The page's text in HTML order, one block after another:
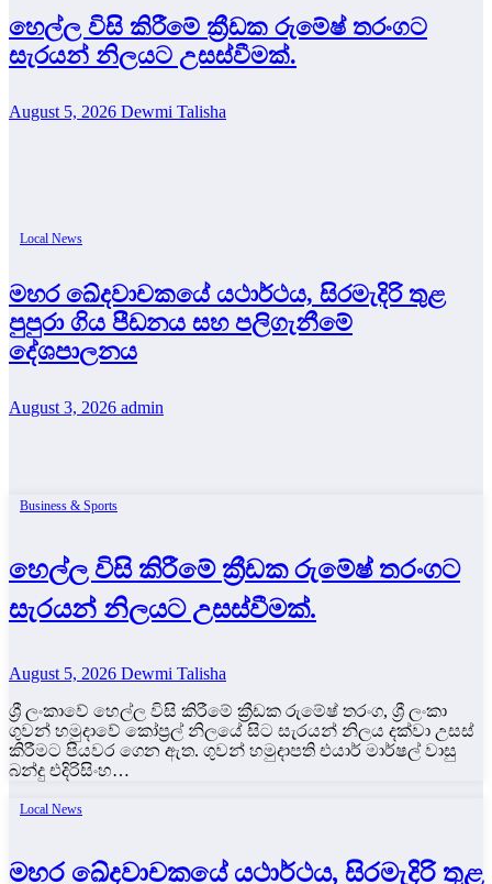
හෙල්ල විසි කිරීමේ ක්‍රීඩක රුමේෂ් තරංගට
සැරයන් නිලයට උසස්වීමක්.
August 5, 2026 Dewmi Talisha
Local News
මහර ඛේදවාචකයේ යථාර්ථය, සිරමැදිරි තුළ
පුපුරා ගිය පීඩනය සහ පලිගැනීමේ
දේශපාලනය
August 3, 2026 admin
Business & Sports
හෙල්ල විසි කිරීමේ ක්‍රීඩක රුමේෂ් තරංගට
සැරයන් නිලයට උසස්වීමක්.
August 5, 2026 Dewmi Talisha
ශ්‍රී ලංකාවේ හෙල්ල විසි කිරීමේ ක්‍රීඩක රුමේෂ් තරංග, ශ්‍රී ලංකා
ගුවන් හමුදාවේ කෝප්‍රල් නිලයේ සිට සැරයන් නිලය දක්වා උසස්
කිරීමට පියවර ගෙන ඇත. ගුවන් හමුදාපති එයාර් මාර්ෂල් වාසු
බන්දු එදිරිසිංහ…
Local News
මහර ඛේදවාචකයේ යථාර්ථය, සිරමැදිරි තුළ